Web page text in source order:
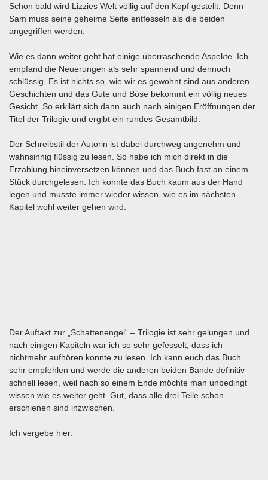
Schon bald wird Lizzies Welt völlig auf den Kopf gestellt. Denn
Sam muss seine geheime Seite entfesseln als die beiden
angegriffen werden.
Wie es dann weiter geht hat einige überraschende Aspekte. Ich
empfand die Neuerungen als sehr spannend und dennoch
schlüssig. Es ist nichts so, wie wir es gewohnt sind aus anderen
Geschichten und das Gute und Böse bekommt ein völlig neues
Gesicht. So erkilärt sich dann auch nach einigen Eröffnungen der
Titel der Trilogie und ergibt ein rundes Gesamtbild.
Der Schreibstil der Autorin ist dabei durchweg angenehm und
wahnsinnig flüssig zu lesen. So habe ich mich direkt in die
Erzählung hineinversetzen können und das Buch fast an einem
Stück durchgelesen. Ich konnte das Buch kaum aus der Hand
legen und musste immer wieder wissen, wie es im nächsten
Kapitel wohl weiter gehen wird.
Der Auftakt zur „Schattenengel“ – Trilogie ist sehr gelungen und
nach einigen Kapiteln war ich so sehr gefesselt, dass ich
nichtmehr aufhören konnte zu lesen. Ich kann euch das Buch
sehr empfehlen und werde die anderen beiden Bände definitiv
schnell lesen, weil nach so einem Ende möchte man unbedingt
wissen wie es weiter geht. Gut, dass alle drei Teile schon
erschienen sind inzwischen.
Ich vergebe hier: